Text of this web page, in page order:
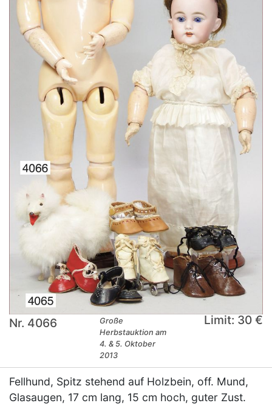
Nr. 4066
Große
Herbstauktion am
4. & 5. Oktober
2013
Limit: 30 €
Fellhund, Spitz stehend auf Holzbein, off. Mund,
Glasaugen, 17 cm lang, 15 cm hoch, guter Zust.